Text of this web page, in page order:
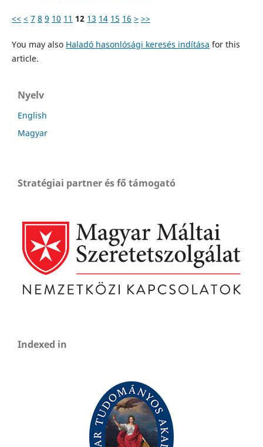
<< < 7 8 9 10 11 12 13 14 15 16 > >>
You may also Haladó hasonlósági keresés indítása for this
article.
Nyelv
English
Magyar
Stratégiai partner és fő támogató
Indexed in